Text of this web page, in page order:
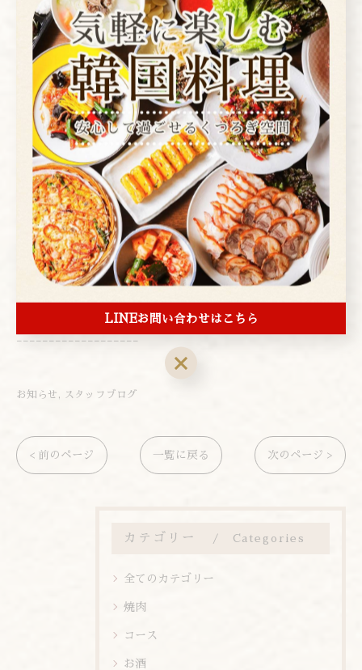
▼WEB予約はこちら▼
yoyaku.toreta.in/arenmoku/#/
---------------------------------------------------
-------------------
アレンモク
東京都台東区上野２丁目１−４
電話番号:03-3839-1472
---------------------------------------------------
-------------------
お知らせ スタッフブログ
< 前のページ 一覧に戻る 次のページ >
カテゴリー Categories
全てのカテゴリー
焼肉
コース
お酒
LINEお問い合わせはこちら